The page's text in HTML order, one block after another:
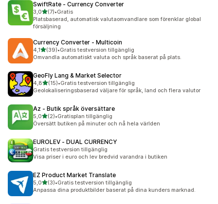
SwiftRate ‑ Currency Converter
3,0av 5 stjärnor
(7)
7 recensioner totalt
•Gratis
Platsbaserad, automatisk valutaomvandlare som förenklar global
försäljning
Currency Converter ‑ Multicoin
4,1av 5 stjärnor
(39)
39 recensioner totalt
•Gratis testversion tillgänglig
Omvandla automatiskt valuta och språk baserat på plats.
GeoFly Lang & Market Selector
4,8av 5 stjärnor
(15)
15 recensioner totalt
•Gratis testversion tillgänglig
Geolokaliseringsbaserad väljare för språk, land och flera valutor
Az ‑ Butik språk översättare
5,0av 5 stjärnor
(2)
2 recensioner totalt
•Gratisplan tillgänglig
Översätt butiken på minuter och nå hela världen
EUROLEV ‑ DUAL CURRENCY
Gratis testversion tillgänglig
Visa priser i euro och lev bredvid varandra i butiken
EZ Product Market Translate
5,0av 5 stjärnor
(3)
3 recensioner totalt
•Gratis testversion tillgänglig
Anpassa dina produktbilder baserat på dina kunders marknad.